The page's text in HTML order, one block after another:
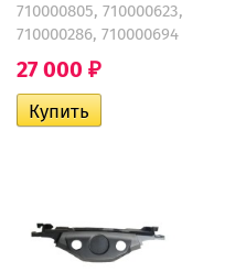
710000805, 710000623,
710000286, 710000694
27 000 ₽